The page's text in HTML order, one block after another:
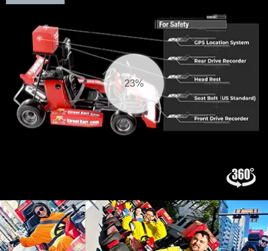
25%